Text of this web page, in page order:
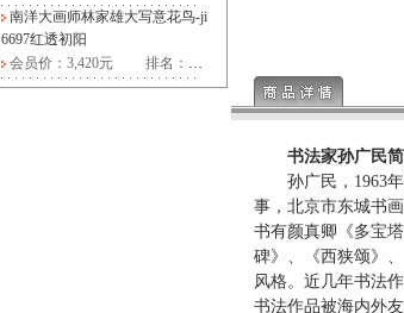
南洋大画师林家雄大写意花鸟-ji
6697红透初阳
会员价：3,420元
排名： …
书法家孙广民简
孙广民，1963年
事，北京市东城书
书有颜真卿《多宝
碑》、《西狭颂》
风格。近几年书法
书法作品被海内外友